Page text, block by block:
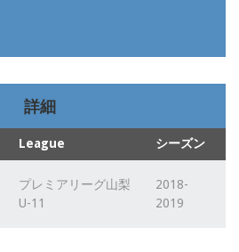
詳細
League シーズン
プレミアリーグ山梨
U-11
2018-
2019